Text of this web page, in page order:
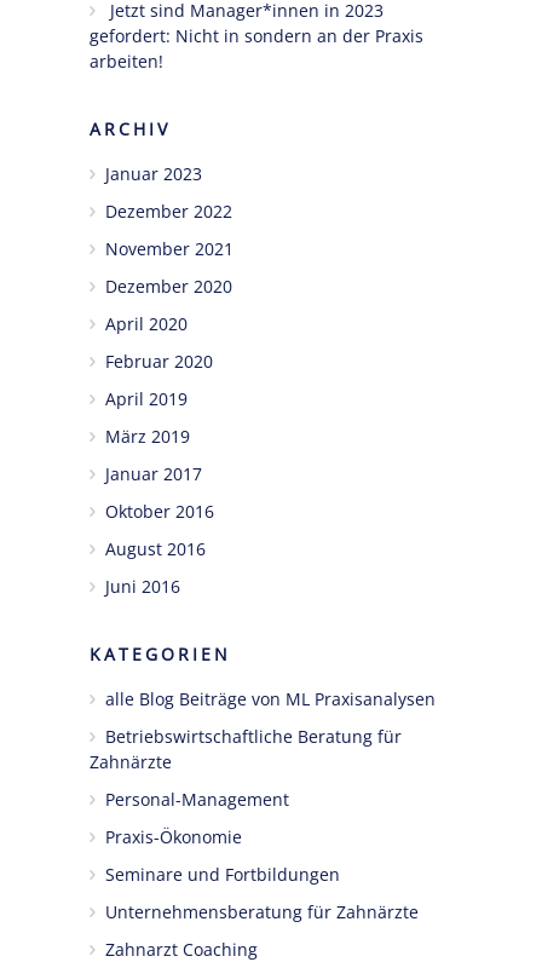
Jetzt sind Manager*innen in 2023
gefordert: Nicht in sondern an der Praxis
arbeiten!
ARCHIV
Januar 2023
Dezember 2022
November 2021
Dezember 2020
April 2020
Februar 2020
April 2019
März 2019
Januar 2017
Oktober 2016
August 2016
Juni 2016
KATEGORIEN
alle Blog Beiträge von ML Praxisanalysen
Betriebswirtschaftliche Beratung für
Zahnärzte
Personal-Management
Praxis-Ökonomie
Seminare und Fortbildungen
Unternehmensberatung für Zahnärzte
Zahnarzt Coaching